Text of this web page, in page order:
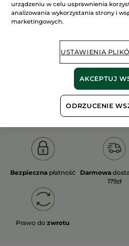
100%ekstrakty
Pokaż więcej
OLD PRODUCT LINE LES
Bezpieczna płatność Darmowa
179zł
Prawo dozwrotu
urządzeniu w celu usprawnienia
analizowania wykorzystania strony i
marketingowych.
USTAWIENIA
ODRZUCENIE
AKCEPTUJ